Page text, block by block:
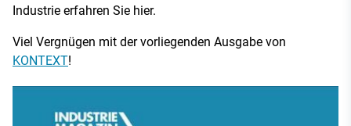
Industrie erfahren Sie hier.
Viel Vergnügen mit der vorliegenden Ausgabe von
KONTEXT!